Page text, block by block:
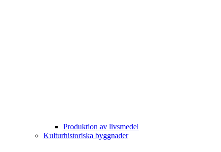
Produktion av livsmedel
Kulturhistoriska byggnader